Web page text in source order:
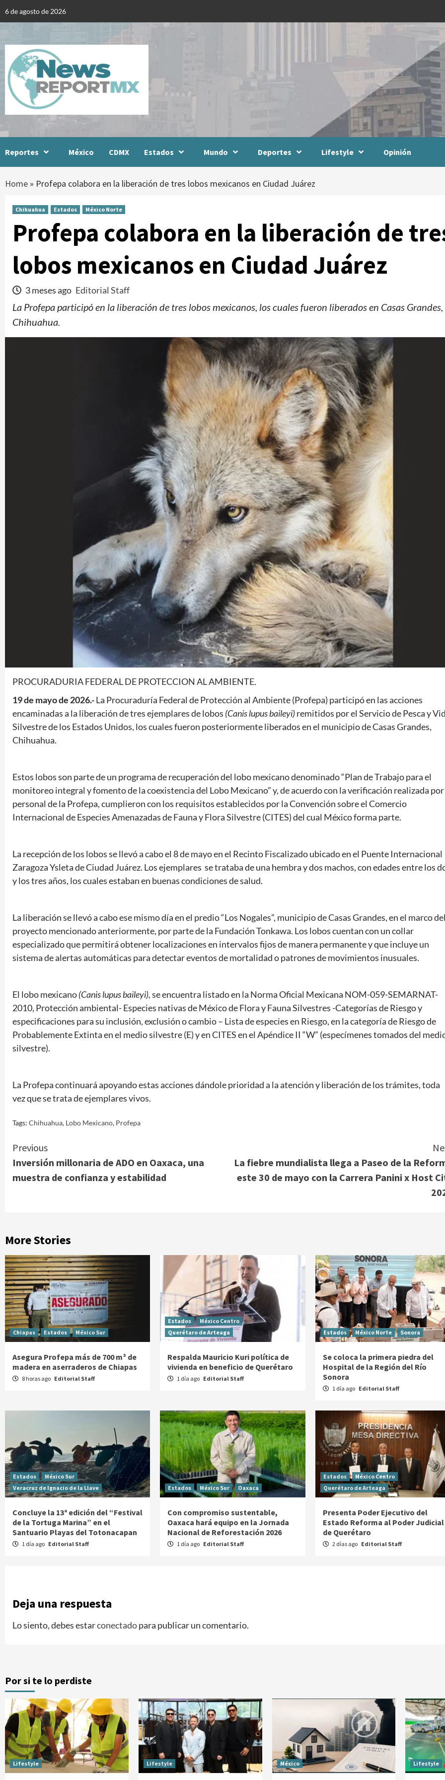
6 de agosto de 2026
Reportes México CDMX Estados Mundo Deportes Lifestyle Opinión
Home » Profepa colabora en la liberación de tres lobos mexicanos en Ciudad Juárez
Chihuahua Estados México Norte
Profepa colabora en la liberación de
lobos mexicanos en Ciudad Juárez
3 meses ago Editorial Staff
La Profepa participó en la liberación de tres lobos mexicanos, los cuales fueron liberados en Casas Grandes,
Chihuahua.
PROCURADURIA FEDERAL DE PROTECCION AL AMBIENTE.
19 de mayo de 2026.-La Procuraduría Federal de Protección al Ambiente (Profepa) participó en las acciones
encaminadas a la liberación de tres ejemplares de lobos (Canis lupus baileyi)remitidos por el Servicio de Pesca y
Silvestre de los Estados Unidos, los cuales fueron posteriormente liberados en el municipio de Casas Grandes,
Chihuahua.
Estos lobos son parte de un programa de recuperación del lobo mexicano denominado “Plan de Trabajo para el
monitoreo integral y fomento de la coexistencia del Lobo Mexicano” y, de acuerdo con la verificación realizada
personal de la Profepa, cumplieron con los requisitos establecidos por la Convención sobre el Comercio
Internacional de Especies Amenazadas de Fauna y Flora Silvestre (CITES) del cual México forma parte.
La recepción de los lobos se llevó a cabo el 8 de mayo en el Recinto Fiscalizado ubicado en el Puente Internacional
Zaragoza Ysleta de Ciudad Juárez. Los ejemplares se trataba de una hembra y dos machos, con edades entre los
y los tres años, los cuales estaban en buenas condiciones de salud.
La liberación se llevó a cabo ese mismo día en el predio “Los Nogales”, municipio de Casas Grandes, en el marco
proyecto mencionado anteriormente, por parte de la Fundación Tonkawa. Los lobos cuentan con un collar
especializado que permitirá obtener localizaciones en intervalos fijos de manera permanente y que incluye un
sistema de alertas automáticas para detectar eventos de mortalidad o patrones de movimientos inusuales.
El lobo mexicano(Canis lupus baileyi),se encuentra listado en la Norma Oficial Mexicana NOM-059-SEMARNAT-
2010, Protección ambiental- Especies nativas de México de Flora y Fauna Silvestres -Categorías de Riesgo y
especificaciones para su inclusión, exclusión o cambio – Lista de especies en Riesgo, en la categoría de Riesgo de
Probablemente Extinta en el medio silvestre (E) y en CITES en el Apéndice II “W” (especímenes tomados del
silvestre).
La Profepa continuará apoyando estas acciones dándole prioridad a la atención y liberación de los trámites, toda
vez que se trata de ejemplares vivos.
Tags: Chihuahua, Lobo Mexicano, Profepa
Continue
Reading
Previous
Inversión millonaria de ADO en Oaxaca, una
muestra de confianza y estabilidad
La fiebre mundialista llega a Paseo de la
este 30 de mayo con la Carrera Panini x Host
More Stories
Chiapas Estados México Sur
Asegura Profepa más de 700 m³ de
madera en aserraderos de Chiapas
8 horas ago Editorial Staff
Estados
México Centro
Querétaro de Arteaga
Respalda Mauricio Kuri política de
vivienda en beneficio de Querétaro
1 día ago Editorial Staff
Estados México Norte Sonora
Se coloca la primera piedra del
Hospital de la Región del Río
Sonora
1 día ago Editorial Staff
Estados
México Sur
Veracruz de Ignacio de la Llave
Concluye la 13ª edición del “Festival
de la Tortuga Marina” en el
Santuario Playas del Totonacapan
1 día ago Editorial Staff
Estados México Sur Oaxaca
Con compromiso sustentable,
Oaxaca hará equipo en la Jornada
Nacional de Reforestación 2026
1 día ago Editorial Staff
Estados
México Centro
Querétaro de Arteaga
Presenta Poder Ejecutivo del
Estado Reforma al Poder Judicial
de Querétaro
2 días ago Editorial Staff
Deja una respuesta
Lo siento, debes estarconectadopara publicar un comentario.
Manifestaciones Reportes
Manifestaciones hoy en CDMX 5 de agosto del
2026
2 días ago Editorial Staff
Por si te lo perdiste
Lifestyle Lifestyle México Lifestyle